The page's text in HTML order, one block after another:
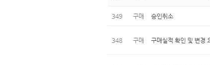
349 구매 승인취소
348 구매 구매실적 확인 및 변경